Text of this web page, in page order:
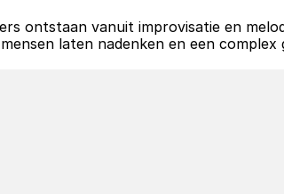
ontstaan vanuit improvisatie en
laten nadenken en een complex